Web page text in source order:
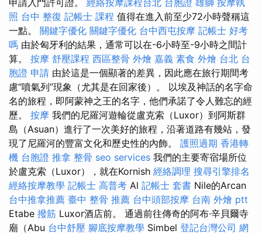
申請入門許可證。 經絡按摩課程台北 台胞證 雄獅 按摩執
照 台中 整復 記帳士 課程 值得在進入前至少72小時聲稱這
一點。 關鍵字優化 關鍵字優化 台中西屯按摩 記帳士 好考
嗎 由於匈牙利的結果，通常可以在-6小時至-9小時之間計
算。 按摩 舒壓課程 西區整骨 外燴 嘉義 素食 外燴 台北 台
胞證 申請 由於這是一個顯著的差異，因此應在旅行期間考
慮“噴氣列”現象（尤其是在回家後）。 以埃及神話的名字命
名的旅程，即阿蒙神之王的名字，他們承諾了令人難忘的經
歷。 按摩 我們的尼羅河遊輪從盧克索（Luxor）到阿斯群
島（Asuan）進行了一次美好的旅程，沿著道路有幾站，發
現了尼羅河的豐富文化和歷史性的內飾。 護照過期 香港轉
機 台胞證 推拿 整骨 seo services 我們的主要寄宿場所位
於盧克索（Luxor），就在Kornish 經絡調理 搜尋引擎排名
經絡按摩教學 記帳士 高普考 Al 記帳士 套書 Nile的Arcan
台中推拿推薦 臺中 整骨 推薦 台中頭部按摩 台南 外燴 ptt
Etabe 撥筋 Luxor酒店前。 通過前往傳奇的阿布·辛貝爾寺
廟（Abu 台中舒壓 腳底按摩教學 Simbel 登記台灣公司 網